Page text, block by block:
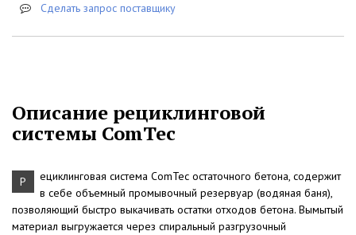
Сделать запрос поставщику
Описание рециклинговой
системы ComTec
Р
ециклинговая система ComTec остаточного бетона, содержит
в себе объемный промывочный резервуар (водяная баня),
позволяющий быстро выкачивать остатки отходов бетона. Вымытый
материал выгружается через спиральный разгрузочный